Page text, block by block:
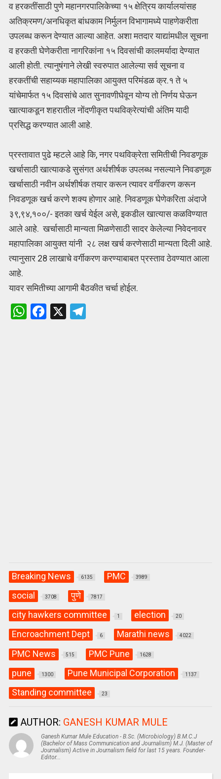
व हरकतींसाठी पुणे महानगरपालिकेच्या १५ क्षेत्रिय कार्यालयांसह
अतिक्रमण/अनधिकृत बांधकाम निर्मुलन विभागामध्ये पाहणेकरीता
उपलब्ध करून देण्यात आल्या आहेत. अशा मतदार याद्यांमधील सूचना
व हरकती घेणेकरीता नागरिकांना १५ दिवसांची कालमर्यादा देण्यात
आली होती. त्यानुषंगाने लेखी स्वरुपात आलेल्या सर्व सूचना व
हरकतींची सहाय्यक महापालिका आयुक्त परिमंडळ क्र.१ ते ५
यांचेमार्फत १५ दिवसांचे आत सुनावणीघेवून योग्य तो निर्णय घेऊन
खात्याकडून शहरातील नोंदणीकृत पथविक्रेत्यांची अंतिम यादी
प्रसिद्ध करण्यात आली आहे.
प्रस्तावात पुढे म्हटले आहे कि, नगर पथविक्रेता समितीची निवडणूक
खर्चासाठी खात्याकडे सुसंगत अर्थशीर्षक उपलब्ध नसल्याने निवडणूक
खर्चासाठी नवीन अर्थशीर्षक तयार करून त्यावर वर्गीकरण करून
निवडणूक खर्च करणे शक्य होणार आहे. निवडणूक घेणेकरिता अंदाजे
३९,९४,१००/- इतका खर्च येईल असे, इकडील खात्यास कळविण्यात
आले आहे. खर्चासाठी मान्यता मिळणेसाठी सादर केलेल्या निवेदनावर
महापालिका आयुक्त यांनी २८ लक्ष खर्च करणेसाठी मान्यता दिली आहे.
त्यानुसार 28 लाखाचे वर्गीकरण करण्याबाबत प्रस्ताव ठेवण्यात आला
आहे.
यावर समितीच्या आगामी बैठकीत चर्चा होईल.
W
F
X
Breaking News 6135 PMC 3989
social 3708 पुणे 7817
city hawkers committee 1 election 20
Encroachment Dept 6 Marathi news 4022
PMC News 515 PMC Pune 1628
pune 1300 Pune Municipal Corporation 1137
Standing committee 23
AUTHOR: GANESH KUMAR MULE
Ganesh Kumar Mule Education - B.Sc. (Microbiology) B.M.C.J
(Bachelor of Mass Communication and Journalism) M.J. (Master of
Journalism) Active in Journalism field for last 15 years. Founder-
Editor...